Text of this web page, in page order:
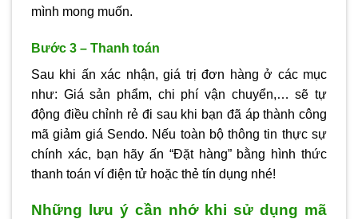
mình mong muốn.
Bước 3 – Thanh toán
Sau khi ấn xác nhận, giá trị đơn hàng ở các mục
như: Giá sản phẩm, chi phí vận chuyển,… sẽ tự
động điều chỉnh rẻ đi sau khi bạn đã áp thành công
mã giảm giá Sendo. Nếu toàn bộ thông tin thực sự
chính xác, bạn hãy ấn “Đặt hàng” bằng hình thức
thanh toán ví điện tử hoặc thẻ tín dụng nhé!
Những lưu ý cần nhớ khi sử dụng mã